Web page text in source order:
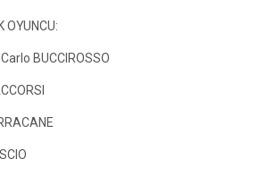
OYUNCU:
BUCCIROSSO